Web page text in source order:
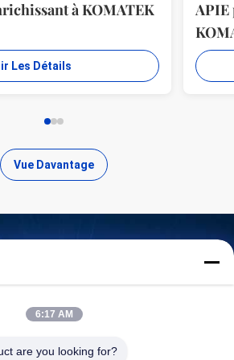
à KOMATEK
Les Détails
Vue Davantage
produits de haute
qualité
6:17 AM
are you looking for?